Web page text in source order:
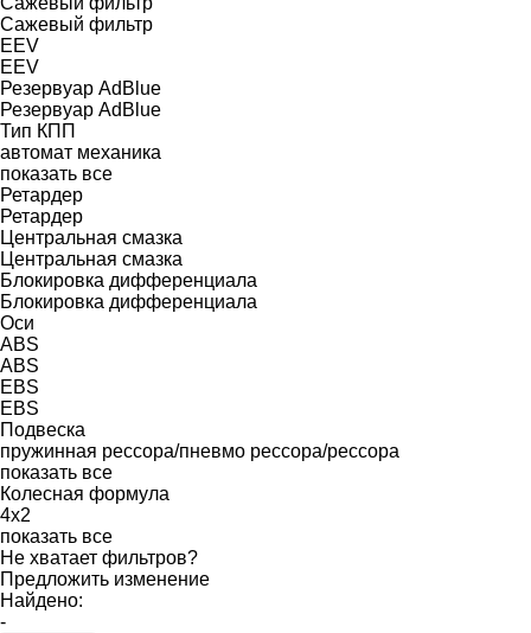
Сажевый фильтр
EEV
EEV
Резервуар AdBlue
Резервуар AdBlue
Тип КПП
автомат механика
показать все
Ретардер
Ретардер
Центральная смазка
Центральная смазка
Блокировка дифференциала
Блокировка дифференциала
Оси
ABS
ABS
EBS
EBS
Подвеска
пружинная рессора/пневмо рессора/рессора
показать все
Колесная формула
4x2
показать все
Не хватает фильтров?
Предложить изменение
Найдено:
-